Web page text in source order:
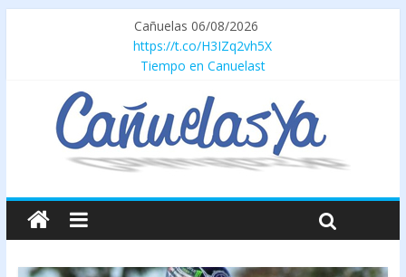
Cañuelas 06/08/2026
https://t.co/H3IZq2vh5X
Tiempo en Canuelast